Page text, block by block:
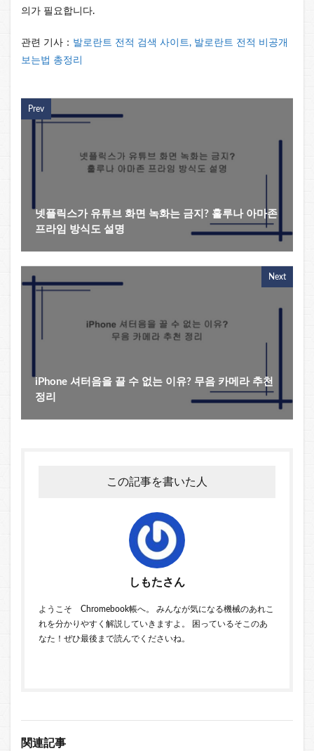
의가 필요합니다.
관련 기사： 발로란트 전적 검색 사이트, 발로란트 전적 비공개
보는법 총정리
Prev
넷플릭스가 유튜브 화면 녹화는 금지? 훌루나 아마존
프라임 방식도 설명
Next
iPhone 셔터음을 끌 수 없는 이유? 무음 카메라 추천
정리
この記事を書いた人
しもたさん
ようこそ Chromebook帳へ。 みんなが気になる機械のあれこ
れを分かりやすく解説していきますよ。 困っているそこのあ
なた！ぜひ最後まで読んでくださいね。
関連記事